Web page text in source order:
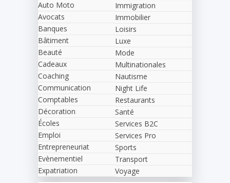
Auto Moto
Avocats
Banques
Bâtiment
Beauté
Cadeaux
Coaching
Communication
Comptables
Décoration
Écoles
Emploi
Entrepreneuriat
Evènementiel
Expatriation
Immigration
Immobilier
Loisirs
Luxe
Mode
Multinationales
Nautisme
Night Life
Restaurants
Santé
Services B2C
Services Pro
Sports
Transport
Voyage